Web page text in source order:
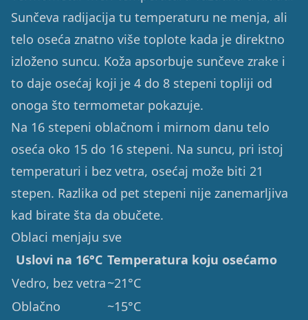
Sunčeva radijacija tu temperaturu ne menja, ali
telo oseća znatno više toplote kada je direktno
izloženo suncu. Koža apsorbuje sunčeve zrake i
to daje osećaj koji je 4 do 8 stepeni topliji od
onoga što termometar pokazuje.
Na 16 stepeni oblačnom i mirnom danu telo
oseća oko 15 do 16 stepeni. Na suncu, pri istoj
temperaturi i bez vetra, osećaj može biti 21
stepen. Razlika od pet stepeni nije zanemarljiva
kad birate šta da obučete.
Oblaci menjaju sve
Uslovi na 16°C Temperatura koju osećamo
Vedro, bez vetra~21°C
Oblačno
~15°C